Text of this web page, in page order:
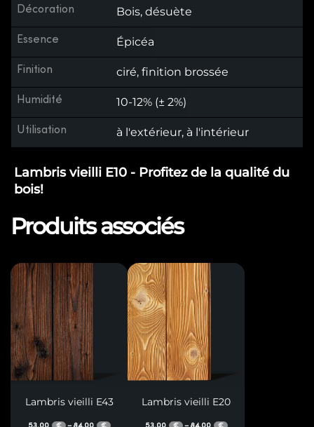
Décoration Bois, désuète
Essence Épicéa
Finition ciré, finition brossée
Humidité 10-12% (± 2%)
Utilisation à l'extérieur, à l'intérieur
Lambris vieilli E10 - Profitez de la qualité du
bois!
Produits associés
Lambris vieilli E43
53,00 84,00
Lambris vieilli E20
53,00 84,00